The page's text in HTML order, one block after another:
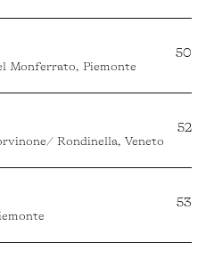
Monferrato, Piemonte
50
Rondinella, Veneto
52
53